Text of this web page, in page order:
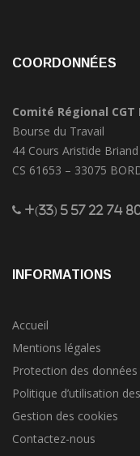
COORDONNÉES
Comité Régional
Bourse du Travail
44 Cours Aristide Briand
CS 61653 – 33075
+(33) 5 57 22 74
INFORMATIONS
Accueil
Mentions légales
Protection des
Politique d’utilisation
Gestion des cookies
Contactez-nous